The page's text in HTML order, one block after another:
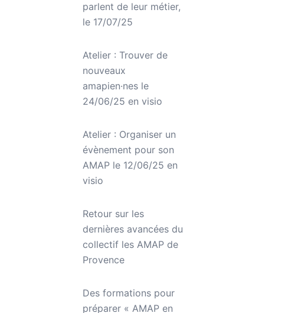
parlent de leur métier,
le 17/07/25
Atelier : Trouver de
nouveaux
amapien·nes le
24/06/25 en visio
Atelier : Organiser un
évènement pour son
AMAP le 12/06/25 en
visio
Retour sur les
dernières avancées du
collectif les AMAP de
Provence
Des formations pour
préparer « AMAP en